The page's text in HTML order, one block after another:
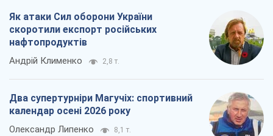
Як атаки Сил оборони України
скоротили експорт російських
нафтопродуктів
Андрій Клименко 2,8 т.
Два супертурніри Магучіх: спортивний
календар осені 2026 року
Олександр Липенко 8,1 т.